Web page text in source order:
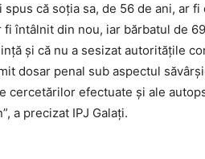
că soția sa, de 56 de ani, ar
întâlnit din nou, iar bărbatul de
și că nu a sesizat autoritățile
dosar penal sub aspectul
cercetărilor efectuate și ale
a precizat IPJ Galați.